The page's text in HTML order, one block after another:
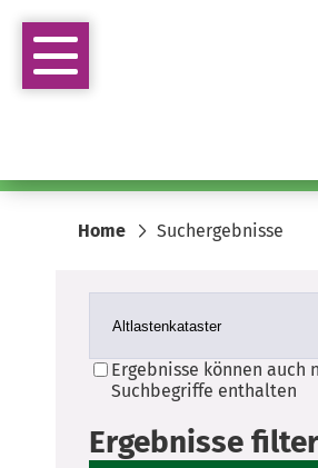
Home Suchergebnisse
Ergebnisse können auch
Suchbegriffe enthalten
Ergebnisse